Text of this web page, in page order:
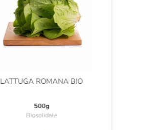
LATTUGA ROMANA BIO
500g
Biosolidale